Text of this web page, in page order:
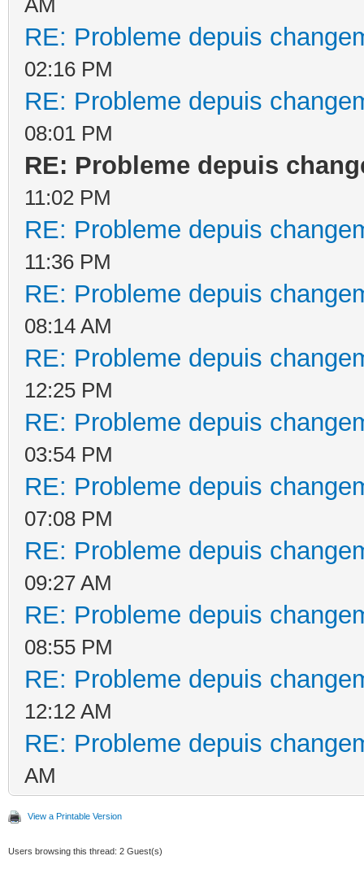
RE: Probleme depuis
02:16 PM
RE: Probleme depuis
08:01 PM
RE: Probleme depuis
11:02 PM
RE: Probleme depuis
11:36 PM
RE: Probleme depuis
08:14 AM
RE: Probleme depuis
12:25 PM
RE: Probleme depuis
03:54 PM
RE: Probleme depuis
07:08 PM
RE: Probleme depuis
09:27 AM
RE: Probleme depuis
08:55 PM
RE: Probleme depuis
12:12 AM
RE: Probleme depuis
AM
View a Printable Version
Users browsing this thread: 2 Guest(s)